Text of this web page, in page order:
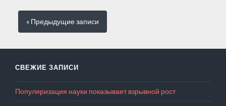
« Предыдущиезаписи
СВЕЖИЕ ЗАПИСИ
Популяризация науки показывает взрывной рост